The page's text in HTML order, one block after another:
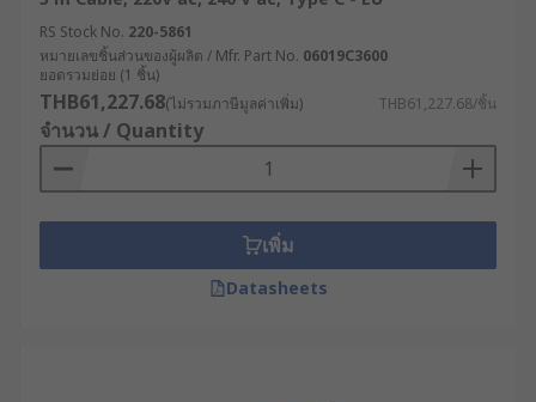
ทางเทคนิค
นอกจากการเลือกประเภทให้เหมาะสมกับงานแล้ว ยังมี
สเปกทางเทคนิคที่ควรพิจารณา ดังนี้
ระบบกักเก็บฝุ่น :
ต่างหากที่ติดอยู่กับเครื่อง เมื่อถุงเต็มก็
สามารถถอดทิ้งและเปลี่ยนใบใหม่ได้เลย
ช่วยลดการฟุ้งกระจายของฝุ่น
RS Stock No. 220-5861
หมายเลขชิ้นส่วนของผู้ผลิต / Mfr. Part No. 06019C3600
ยอดรวมย่อย (1 ชิ้น)
THB61,227.68(ไม่รวมภาษีมูลค่าเพิ่ม) THB61,227.68/ชิ้น
จำนวน / Quantity
เพิ่ม
Datasheets